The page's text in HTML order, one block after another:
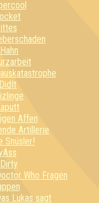
Affen
Artillerie
Snüsler!
Who Fragen
Lukas sagt